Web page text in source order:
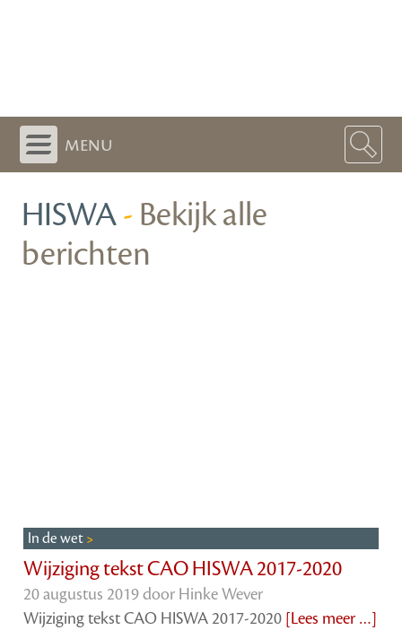
menu
HISWA- Bekijk alle
berichten
In de wet
Wijziging tekst CAO HISWA 2017-2020
20 augustus 2019 door Hinke Wever
Wijziging tekst CAO HISWA 2017-2020 [Lees meer …]